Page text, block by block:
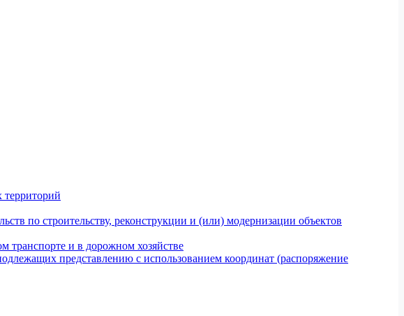
по строительству, реконструкции и (или) модернизации объектов
транспорте и в дорожном хозяйстве
представлению с использованием координат (распоряжение